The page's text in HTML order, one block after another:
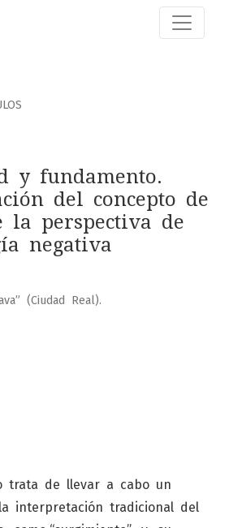
Reinterpretación del
y fundamento.
del concepto de
la perspectiva de
negativa
(Ciudad Real).
trata de llevar a cabo un
interpretación tradicional del